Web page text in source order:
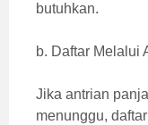
butuhkan.
b. Daftar Melalui
Jika antrian
menunggu,